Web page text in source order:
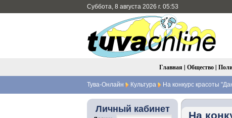
Суббота, 8 августа 2026 г. 05:53
Главная | Общество|
Тува-Онлайн Культура На конкурс красоты
Личный кабинет
На